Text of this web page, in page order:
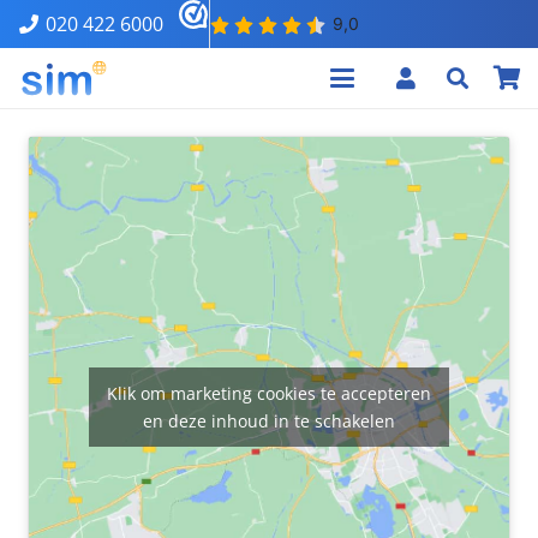
020 422 6000
Klik om marketing cookies te accepteren
en deze inhoud in te schakelen